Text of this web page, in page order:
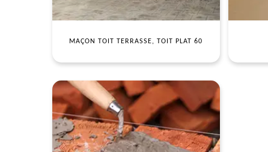
MAÇON TOIT TERRASSE, TOIT PLAT 60